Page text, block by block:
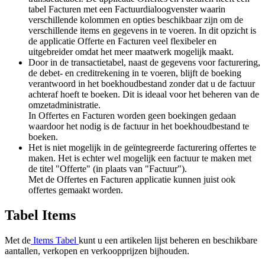
tabel Facturen met een Factuurdialoogvenster waarin
verschillende kolommen en opties beschikbaar zijn om de
verschillende items en gegevens in te voeren. In dit opzicht is
de applicatie Offerte en Facturen veel flexibeler en
uitgebreider omdat het meer maatwerk mogelijk maakt.
Door in de transactietabel, naast de gegevens voor facturering,
de debet- en creditrekening in te voeren, blijft de boeking
verantwoord in het boekhoudbestand zonder dat u de factuur
achteraf hoeft te boeken. Dit is ideaal voor het beheren van de
omzetadministratie.
In Offertes en Facturen worden geen boekingen gedaan
waardoor het nodig is de factuur in het boekhoudbestand te
boeken.
Het is niet mogelijk in de geïntegreerde facturering offertes te
maken. Het is echter wel mogelijk een factuur te maken met
de titel "Offerte" (in plaats van "Factuur").
Met de Offertes en Facturen applicatie kunnen juist ook
offertes gemaakt worden.
Tabel Items
Met de Items Tabel kunt u een artikelen lijst beheren en beschikbare
aantallen, verkopen en verkoopprijzen bijhouden.